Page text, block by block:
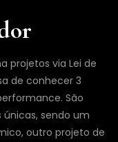
projetos via Lei de
de conhecer 3
São
sendo um
outro projeto de